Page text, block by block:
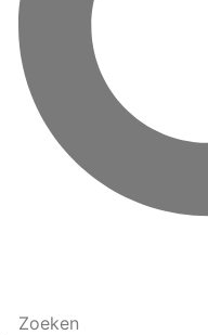
Zoeken